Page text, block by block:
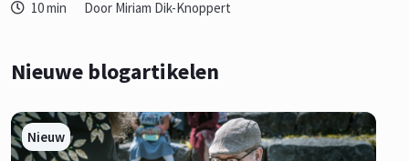
10 min Door Miriam Dik-Knoppert
Nieuwe blogartikelen
Nieuw